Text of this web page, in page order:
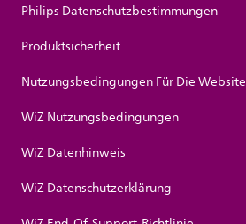
Philips Datenschutzbestimmungen
Produktsicherheit
Nutzungsbedingungen Für Die Website
WiZ Nutzungsbedingungen
WiZ Datenhinweis
WiZ Datenschutzerklärung